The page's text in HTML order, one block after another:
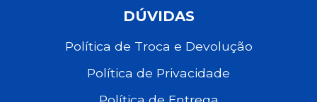
DÚVIDAS
Política de Troca e Devolução
Política de Privacidade